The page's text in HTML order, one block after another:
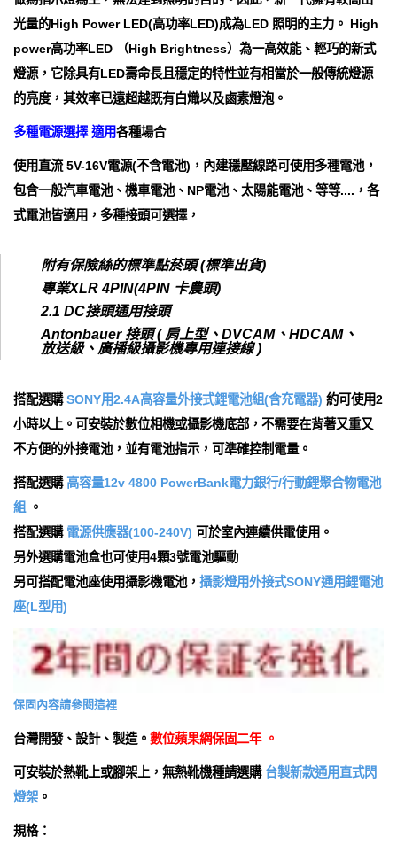
光量的High Power LED(高功率LED)成為LED 照明的主力。 High
power高功率LED （High Brightness）為一高效能、輕巧的新式
燈源，它除具有LED壽命長且穩定的特性並有相當於一般傳統燈源
的亮度，其效率已遠超越既有白熾以及鹵素燈泡。
多種電源選擇 適用各種場合
使用直流 5V-16V電源(不含電池)，內建穩壓線路可使用多種電池，
包含一般汽車電池、機車電池、NP電池、太陽能電池、等等....，各
式電池皆適用，多種接頭可選擇，
附有保險絲的標準點菸頭 (標準出貨)
專業XLR 4PIN(4PIN 卡農頭)
2.1 DC接頭通用接頭
Antonbauer 接頭 ( 肩上型、DVCAM、HDCAM、
放送級、廣播級攝影機專用連接線 )
搭配選購SONY用2.4A高容量外接式鋰電池組(含充電器) 約可使用2
小時以上。可安裝於數位相機或攝影機底部，不需要在背著又重又
不方便的外接電池，並有電池指示，可準確控制電量。
搭配選購高容量12v 4800 PowerBank電力銀行/行動鋰聚合物電池
組
。
搭配選購 電源供應器(100-240V) 可於室內連續供電使用。
另外選購電池盒也可使用4顆3號電池驅動
另可搭配電池座使用攝影機電池， 攝影燈用外接式SONY通用鋰電池
座(L型用)
保固內容請參閱這裡
台灣開發、設計、製造。 數位蘋果網保固二年 。
可安裝於熱靴上或腳架上，無熱靴機種請選購 台製新款通用直式閃
燈架 。
規格：